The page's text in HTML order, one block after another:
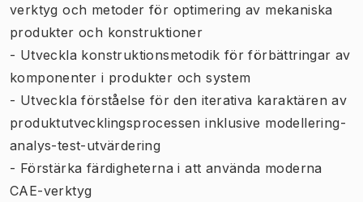
verktyg och metoder för optimering av mekaniska
produkter och konstruktioner
- Utveckla konstruktionsmetodik för förbättringar av
komponenter i produkter och system
- Utveckla förståelse för den iterativa karaktären av
produktutvecklingsprocessen inklusive modellering-
analys-test-utvärdering
- Förstärka färdigheterna i att använda moderna
CAE-verktyg